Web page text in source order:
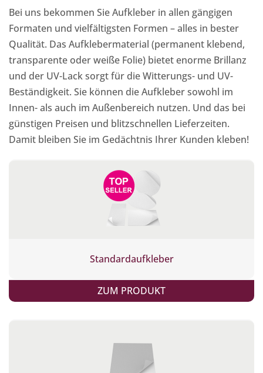
Bei uns bekommen Sie Aufkleber in allen gängigen
Formaten und vielfältigsten Formen – alles in bester
Qualität. Das Aufklebermaterial (permanent klebend,
transparente oder weiße Folie) bietet enorme Brillanz
und der UV-Lack sorgt für die Witterungs- und UV-
Beständigkeit. Sie können die Aufkleber sowohl im
Innen- als auch im Außenbereich nutzen. Und das bei
günstigen Preisen und blitzschnellen Lieferzeiten.
Damit bleiben Sie im Gedächtnis Ihrer Kunden kleben!
Standardaufkleber
ZUM PRODUKT